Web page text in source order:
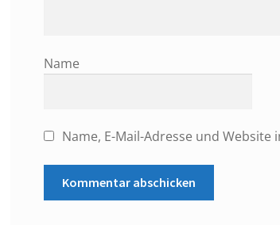
Name
Name, E-Mail-Adresse und